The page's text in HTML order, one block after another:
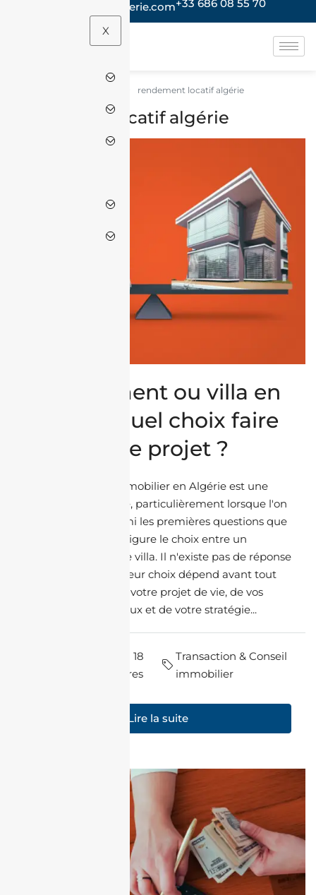
contact@jacheteenalgerie.com+33 686 08 55 70
X
rendement locatif algérie
rendement locatif algérie
Appartement ou villa en
Algérie : quel choix faire
selon votre projet ?
Acheter un bien immobilier en Algérie est une
décision importante, particulièrement lorsque l'on
vit à l'étranger. Parmi les premières questions que
se pose la diaspora figure le choix entre un
appartement et une villa. Il n'existe pas de réponse
universelle. Le meilleur choix dépend avant tout
de votre budget, de votre projet de vie, de vos
objectifs patrimoniaux et de votre stratégie...
il y a 18
heures
Transaction & Conseil
immobilier
Lire la suite